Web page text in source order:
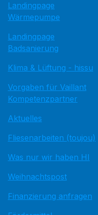
Landingpage
Wärmepumpe
Landingpage
Badsanierung
Klima & Lüftung - hissu
Vorgaben für Vaillant
Kompetenzpartner
Aktuelles
Fliesenarbeiten (toujou)
Was nur wir haben HI
Weihnachtspost
Finanzierung anfragen